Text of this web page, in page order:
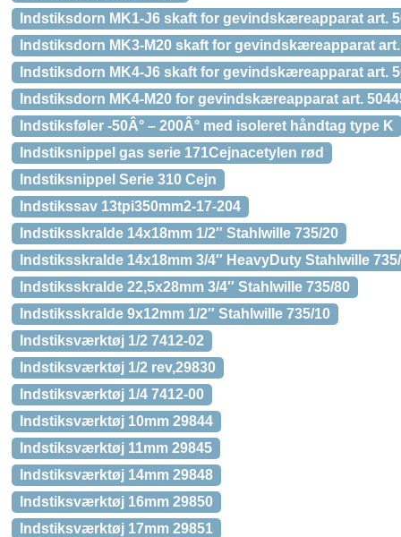
Indstiksdorn MK1-J6 skaft for gevindskæreapparat art.
Indstiksdorn MK3-M20 skaft for gevindskæreapparat art.
Indstiksdorn MK4-J6 skaft for gevindskæreapparat art.
Indstiksdorn MK4-M20 for gevindskæreapparat art.
Indstiksføler -50Â° – 200Â° med isoleret håndtag type K
Indstiksnippel gas serie 171Cejnacetylen rød
Indstiksnippel Serie 310 Cejn
Indstikssav 13tpi350mm2-17-204
Indstiksskralde 14x18mm 1/2″ Stahlwille 735/20
Indstiksskralde 14x18mm 3/4″ HeavyDuty Stahlwille
Indstiksskralde 22,5x28mm 3/4″ Stahlwille 735/80
Indstiksskralde 9x12mm 1/2″ Stahlwille 735/10
Indstiksværktøj 1/2 7412-02
Indstiksværktøj 1/2 rev,29830
Indstiksværktøj 1/4 7412-00
Indstiksværktøj 10mm 29844
Indstiksværktøj 11mm 29845
Indstiksværktøj 14mm 29848
Indstiksværktøj 16mm 29850
Indstiksværktøj 17mm 29851